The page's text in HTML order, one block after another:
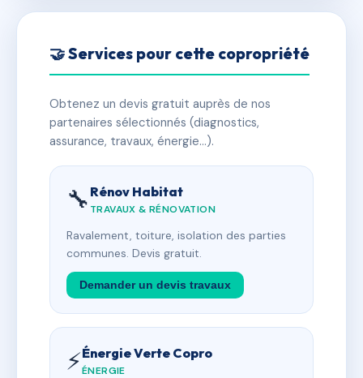
🤝 Services pour cette copropriété
Obtenez un devis gratuit auprès de nos
partenaires sélectionnés (diagnostics,
assurance, travaux, énergie…).
🔧 Rénov Habitat
TRAVAUX & RÉNOVATION
Ravalement, toiture, isolation des parties
communes. Devis gratuit.
Demander un devis travaux
⚡Énergie Verte Copro
ÉNERGIE